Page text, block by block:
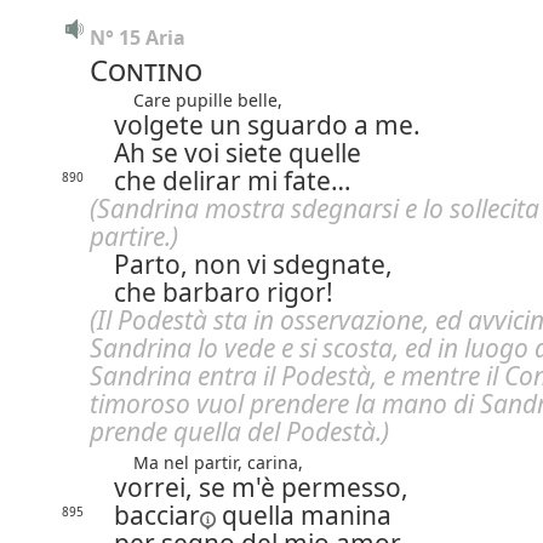
N° 15 Aria
Contino
Care pupille belle,
volgete un sguardo a me.
Ah se voi siete quelle
890
che delirar mi fate…
(Sandrina mostra sdegnarsi e lo
partire.)
Parto, non vi sdegnate,
che barbaro rigor!
(Il Podestà sta in osservazione, ed
Sandrina lo vede e si scosta, ed in luogo
Sandrina entra il Podestà, e mentre il
timoroso vuol prendere la mano di
prende quella del Podestà.)
Ma nel partir, carina,
vorrei, se m'è permesso,
895 bacciar
quella manina